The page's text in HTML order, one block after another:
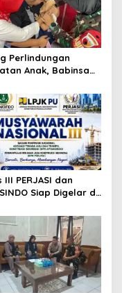
Perlindungan
Anak, Babinsa
2026
III PERJASI dan
Siap Digelar di
Perkuat Tata